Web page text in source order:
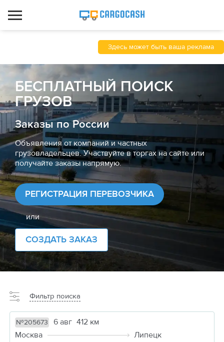
Здесь может быть ваша реклама
БЕСПЛАТНЫЙ ПОИСК
ГРУЗОВ
Заказы по России
Объявления от компаний и частных
грузовладельцев. Участвуйте в торгах на сайте или
получайте заказы напрямую.
РЕГИСТРАЦИЯ ПЕРЕВОЗЧИКА
или
СОЗДАТЬ ЗАКАЗ
Фильтр поиска
№205673 6 авг 412 км
Москва
Липецк